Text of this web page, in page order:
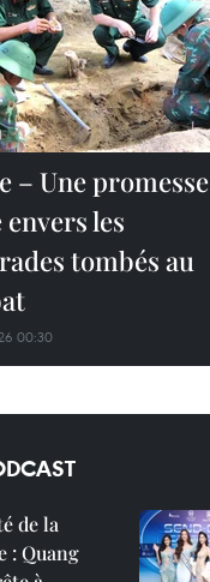
– Une promesse
les
tombés au
00:30
de la
: Quang